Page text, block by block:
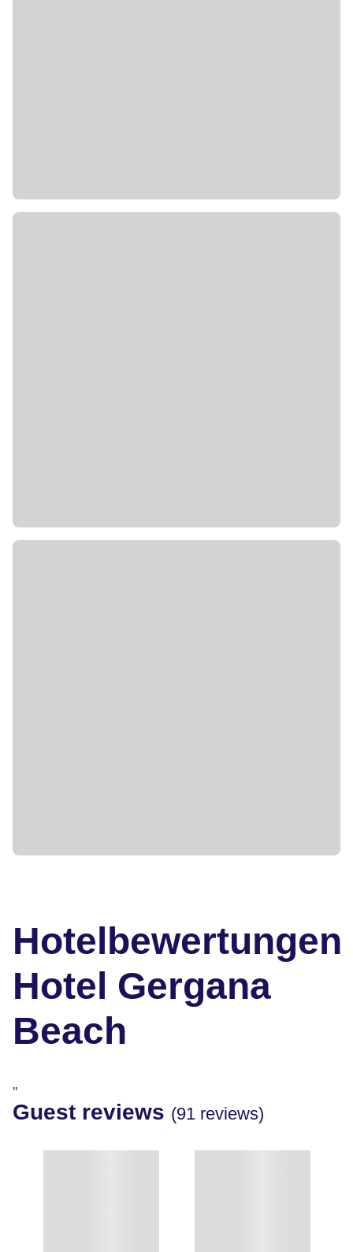
Hotelbewertungen
Hotel Gergana
Beach
"
Guest reviews (91 reviews)